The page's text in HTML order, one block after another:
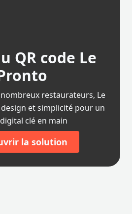
QR code Le
restaurateurs, Le
et simplicité pour un
clé en main
la solution